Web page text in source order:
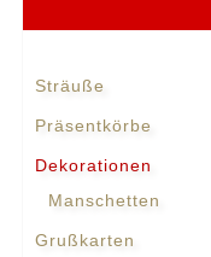
Sträuße
Präsentkörbe
Dekorationen
Manschetten
Grußkarten